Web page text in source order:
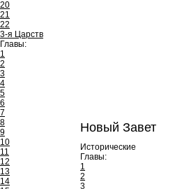
20
21
22
3-я Царств
Главы:
1
2
3
4
5
6
7
8
9
10
11
12
13
14
Новый Завет
Исторические
Главы:
1
2
3